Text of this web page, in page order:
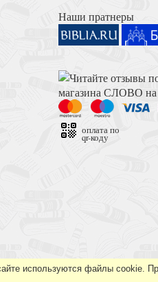
х мужских голосов
Толкование на
Наши пратнеры
оплата по
qr-коду
используются файлы cookie.